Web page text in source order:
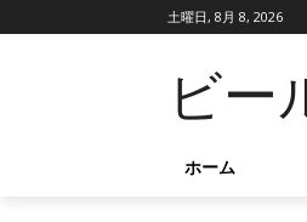
土曜日, 8月 8, 2026
ビー
ホーム